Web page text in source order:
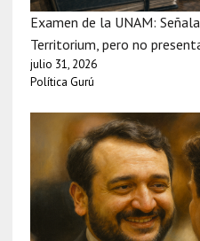
Examen de la UNAM:
Territorium, pero no
julio 31, 2026
Política Gurú